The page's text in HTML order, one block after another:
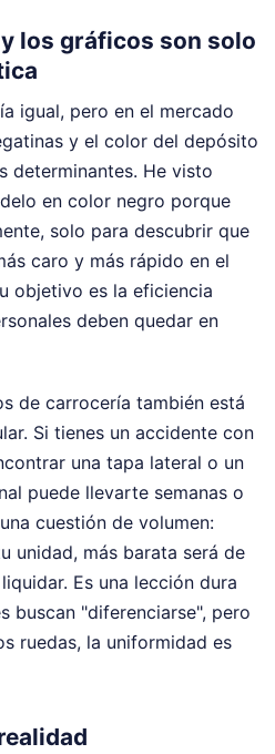
los gráficos son solo
igual, pero en el mercado
y el color del depósito
determinantes. He visto
en color negro porque
solo para descubrir que
caro y más rápido en el
objetivo es la eficiencia
deben quedar en
de carrocería también está
Si tienes un accidente con
una tapa lateral o un
puede llevarte semanas o
cuestión de volumen:
unidad, más barata será de
Es una lección dura
buscan "diferenciarse", pero
ruedas, la uniformidad es